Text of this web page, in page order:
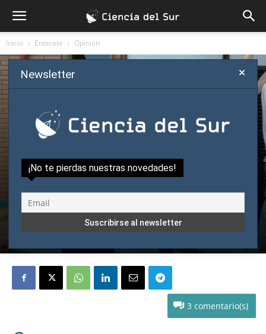
Inicio Enterate Opinión
Los plutócratas y sus mitos: más allá del
problema de la terna del Conacyt
3
Newsletter
¡No te pierdas nuestras novedades!